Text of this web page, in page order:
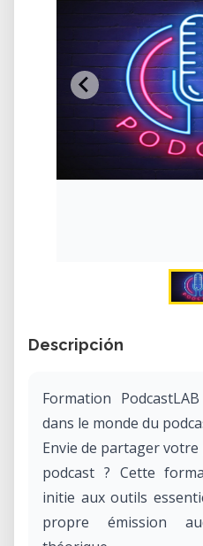
Descripción
Formation
dans le monde du
Envie de partager
podcast ? Cette
initie aux outils
propre émission